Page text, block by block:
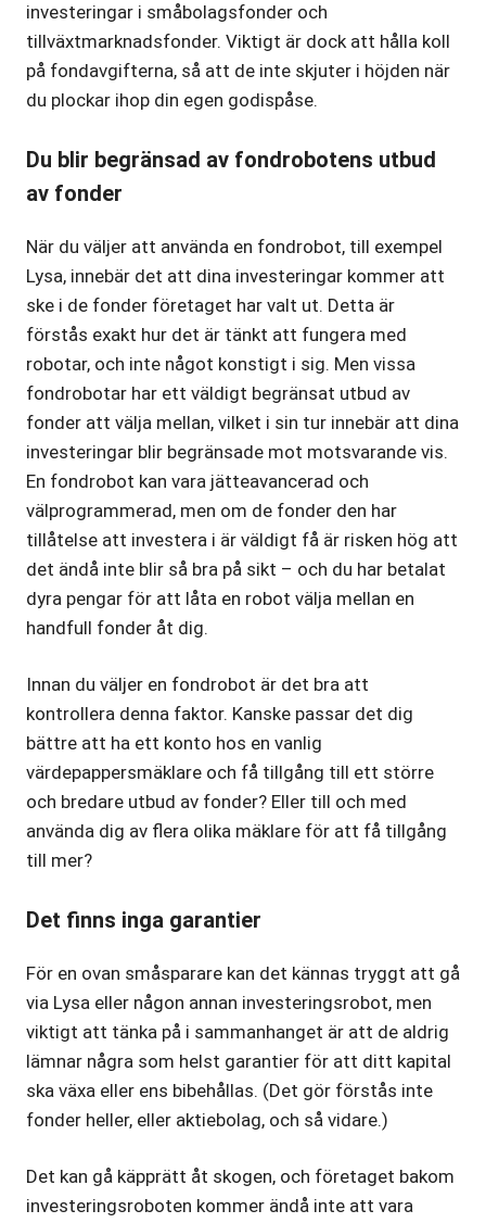
investeringar i småbolagsfonder och
tillväxtmarknadsfonder. Viktigt är dock att hålla koll
på fondavgifterna, så att de inte skjuter i höjden när
du plockar ihop din egen godispåse.
Du blir begränsad av fondrobotens utbud
av fonder
När du väljer att använda en fondrobot, till exempel
Lysa, innebär det att dina investeringar kommer att
ske i de fonder företaget har valt ut. Detta är
förstås exakt hur det är tänkt att fungera med
robotar, och inte något konstigt i sig. Men vissa
fondrobotar har ett väldigt begränsat utbud av
fonder att välja mellan, vilket i sin tur innebär att dina
investeringar blir begränsade mot motsvarande vis.
En fondrobot kan vara jätteavancerad och
välprogrammerad, men om de fonder den har
tillåtelse att investera i är väldigt få är risken hög att
det ändå inte blir så bra på sikt – och du har betalat
dyra pengar för att låta en robot välja mellan en
handfull fonder åt dig.
Innan du väljer en fondrobot är det bra att
kontrollera denna faktor. Kanske passar det dig
bättre att ha ett konto hos en vanlig
värdepappersmäklare och få tillgång till ett större
och bredare utbud av fonder? Eller till och med
använda dig av flera olika mäklare för att få tillgång
till mer?
Det finns inga garantier
För en ovan småsparare kan det kännas tryggt att gå
via Lysa eller någon annan investeringsrobot, men
viktigt att tänka på i sammanhanget är att de aldrig
lämnar några som helst garantier för att ditt kapital
ska växa eller ens bibehållas. (Det gör förstås inte
fonder heller, eller aktiebolag, och så vidare.)
Det kan gå käpprätt åt skogen, och företaget bakom
investeringsroboten kommer ändå inte att vara